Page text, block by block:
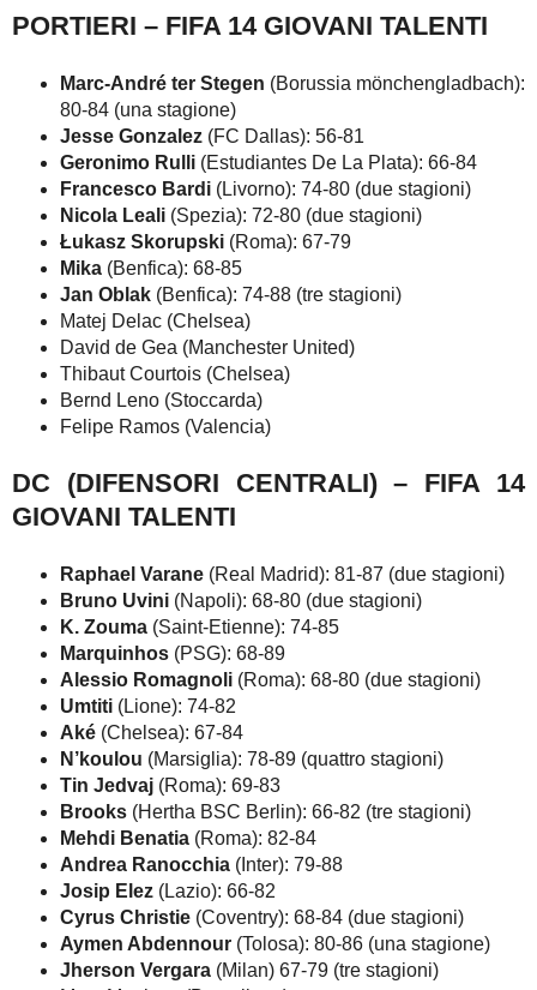
PORTIERI – FIFA 14 GIOVANI TALENTI
Marc-André ter Stegen (Borussia mönchengladbach):
80-84 (una stagione)
Jesse Gonzalez (FC Dallas): 56-81
Geronimo Rulli (Estudiantes De La Plata): 66-84
Francesco Bardi (Livorno): 74-80 (due stagioni)
Nicola Leali (Spezia): 72-80 (due stagioni)
Łukasz Skorupski (Roma): 67-79
Mika (Benfica): 68-85
Jan Oblak (Benfica): 74-88 (tre stagioni)
Matej Delac (Chelsea)
David de Gea (Manchester United)
Thibaut Courtois (Chelsea)
Bernd Leno (Stoccarda)
Felipe Ramos (Valencia)
DC (DIFENSORI CENTRALI) – FIFA 14
GIOVANI TALENTI
Raphael Varane (Real Madrid): 81-87 (due stagioni)
Bruno Uvini (Napoli): 68-80 (due stagioni)
K. Zouma (Saint-Etienne): 74-85
Marquinhos (PSG): 68-89
Alessio Romagnoli (Roma): 68-80 (due stagioni)
Umtiti (Lione): 74-82
Aké (Chelsea): 67-84
N’koulou (Marsiglia): 78-89 (quattro stagioni)
Tin Jedvaj (Roma): 69-83
Brooks (Hertha BSC Berlin): 66-82 (tre stagioni)
Mehdi Benatia (Roma): 82-84
Andrea Ranocchia (Inter): 79-88
Josip Elez (Lazio): 66-82
Cyrus Christie (Coventry): 68-84 (due stagioni)
Aymen Abdennour (Tolosa): 80-86 (una stagione)
Jherson Vergara (Milan) 67-79 (tre stagioni)